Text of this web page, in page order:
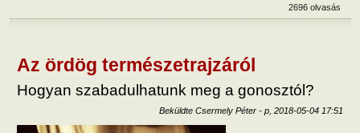
2696 olvasás
Az ördög természetrajzáról
Hogyan szabadulhatunk meg a gonosztól?
Beküldte Csermely Péter - p, 2018-05-04 17:51